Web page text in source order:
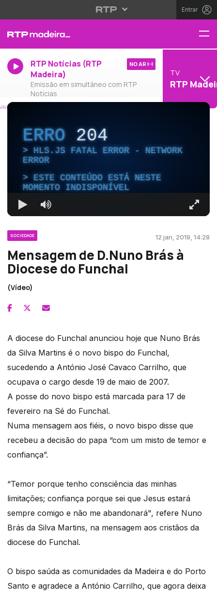
Entrar
RTP Notícias (RTP
Madeira)
Emissão em simultâneo com RTP
Notícias
NO AR
TV
RTP
ERRO204
HLS.JS FATAL ERROR - NETWORK
ERROR
ESTE CONTEÚDO ESTÁ NESTE
MOMENTO INDISPONÍVEL
SOCIEDADE 12 jan, 2019, 14:28
Mensagem de D.Nuno Brás à
Diocese do Funchal
(Vídeo)
A diocese do Funchal anunciou hoje que Nuno Brás
da Silva Martins é o novo bispo do Funchal,
sucedendo a António José Cavaco Carrilho, que
ocupava o cargo desde 19 de maio de 2007.
A posse do novo bispo está marcada para 17 de
fevereiro na Sé do Funchal.
Numa mensagem aos fiéis, o novo bispo disse que
recebeu a decisão do papa “com um misto de temor e
confiança”.
“Temor porque tenho consciência das minhas
limitações; confiança porque sei que Jesus estará
sempre comigo e não me abandonará", refere Nuno
Brás da Silva Martins, na mensagem aos cristãos da
diocese do Funchal.
O bispo saúda as comunidades da Madeira e do Porto
Santo e agradece a António Carrilho, que agora deixa